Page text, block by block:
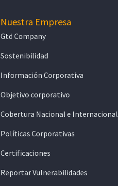
Nuestra Empresa
Gtd Company
Sostenibilidad
Información Corporativa
Objetivo corporativo
Cobertura Nacional e Internacional
Políticas Corporativas
Certificaciones
Reportar Vulnerabilidades